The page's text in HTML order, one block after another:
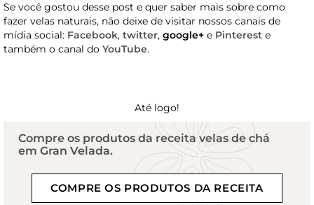
Se você gostou desse post e quer saber mais sobre como
fazer velas naturais, não deixe de visitar nossos canais de
mídia social: Facebook, twitter, google+ e Pinterest e
também o canal do YouTube.
Até logo!
Compre os produtos da receita velas de chá
em Gran Velada.
COMPRE OS PRODUTOS DA RECEITA